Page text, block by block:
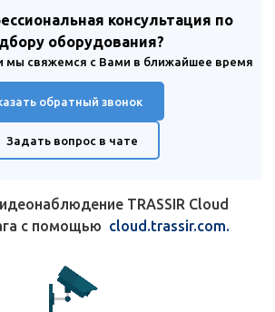
консультация по
оборудования?
мы свяжемся с Вами в ближайшее время
обратный звонок
Задать вопрос в чате
TRASSIR Cloud
с помощью cloud.trassir.com.